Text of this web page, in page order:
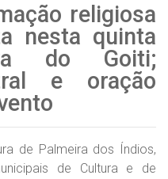
religiosa
nesta quinta
do Goiti;
e oração
de Palmeira dos Índios,
de Cultura e de